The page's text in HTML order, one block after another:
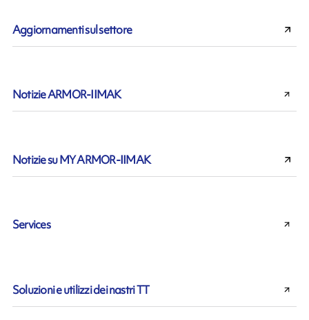
Aggiornamenti sul settore
Notizie ARMOR-IIMAK
Notizie su MY ARMOR-IIMAK
Services
Soluzioni e utilizzi dei nastri TT